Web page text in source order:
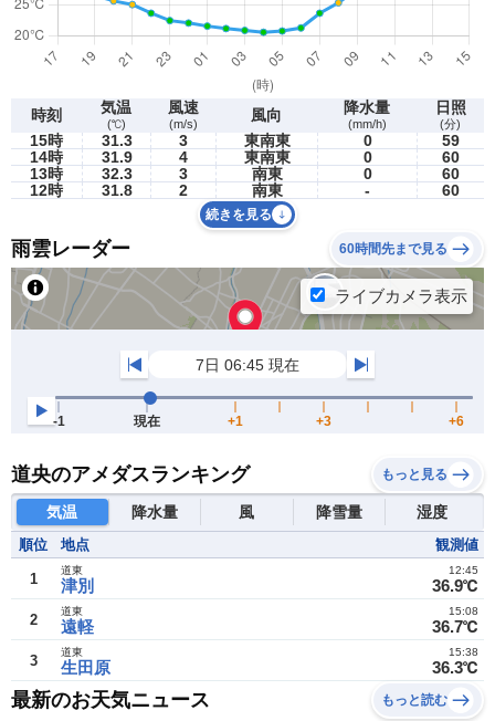
時刻 気温
(℃)
風速
(m/s) 風向 降水量
(mm/h)
日照
(分)
15時 31.3 3 東南東 0
59
14時
31.9 4 東南東 0
60
13時
32.3 3 南東 0
60
12時
31.8 2 南東 - 60
続きを見る
雨雲レーダー 60時間先まで見る
道央のアメダスランキング もっと見る
気温 降水量 風 降雪量 湿度
順位 地点 観測値
1 津別
道東
36.9℃
12:45
2 遠軽
道東
36.7℃
15:08
3 生田原
道東
36.3℃
15:38
最新のお天気ニュース もっと読む